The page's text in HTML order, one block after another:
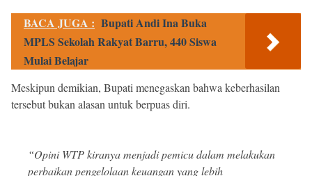
BACA JUGA : Bupati Andi Ina Buka
MPLS Sekolah Rakyat Barru, 440 Siswa
Mulai Belajar
Meskipun demikian, Bupati menegaskan bahwa keberhasilan
tersebut bukan alasan untuk berpuas diri.
“Opini WTP kiranya menjadi pemicu dalam melakukan
perbaikan pengelolaan keuangan yang lebih